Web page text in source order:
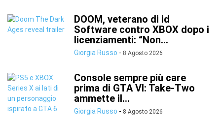
DOOM, veterano di id
Software contro XBOX dopo i
licenziamenti: “Non...
Giorgia Russo - 8 Agosto 2026
Console sempre più care
prima di GTA VI: Take-Two
ammette il...
Giorgia Russo - 8 Agosto 2026